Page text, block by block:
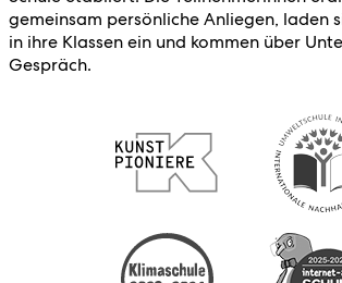
gemeinsam persönliche Anliegen, laden
in ihre Klassen ein und kommen über
Gespräch.